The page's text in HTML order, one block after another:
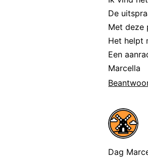
De
Met deze
Het helpt
Een
Marcella
Dag